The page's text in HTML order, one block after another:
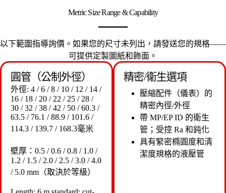
Metric Size Range & Capability
以下範圍指導詢價。如果您的尺寸未列出，請發送您的規格——
可提供定製圖紙和飾面。
圓管（公制外徑）
外徑: 4 / 6 / 8 / 10 / 12 / 14 /
16 / 18 / 20 / 22 / 25 / 28 /
30 / 32 / 38 / 42 / 50 / 60.3 /
63.5 / 76.1 / 88.9 / 101.6 /
114.3 / 139.7 / 168.3毫米
壁厚：0.5 / 0.6 / 0.8 / 1.0 /
1.2 / 1.5 / 2.0 / 2.5 / 3.0 / 4.0
/ 5.0 mm（取決於等級）
精密/衛生選項
壓縮配件（儀表）的
精密內徑/外徑
帶 MP/EP ID 的衛生
管；受控 Ra 和鈍化
具有緊密橢圓度和清
潔度規格的液壓管